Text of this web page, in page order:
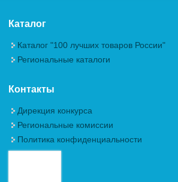
Каталог
Каталог "100 лучших товаров России"
Региональные каталоги
Контакты
Дирекция конкурса
Региональные комиссии
Политика конфиденциальности